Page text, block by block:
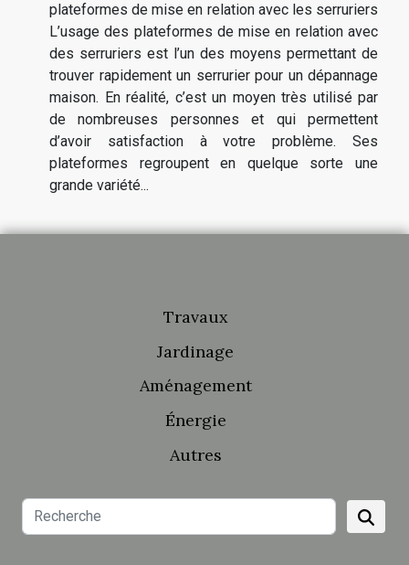
plateformes de mise en relation avec les serruriers
L’usage des plateformes de mise en relation avec
des serruriers est l’un des moyens permettant de
trouver rapidement un serrurier pour un dépannage
maison. En réalité, c’est un moyen très utilisé par
de nombreuses personnes et qui permettent
d’avoir satisfaction à votre problème. Ses
plateformes regroupent en quelque sorte une
grande variété...
Travaux
Jardinage
Aménagement
Énergie
Autres